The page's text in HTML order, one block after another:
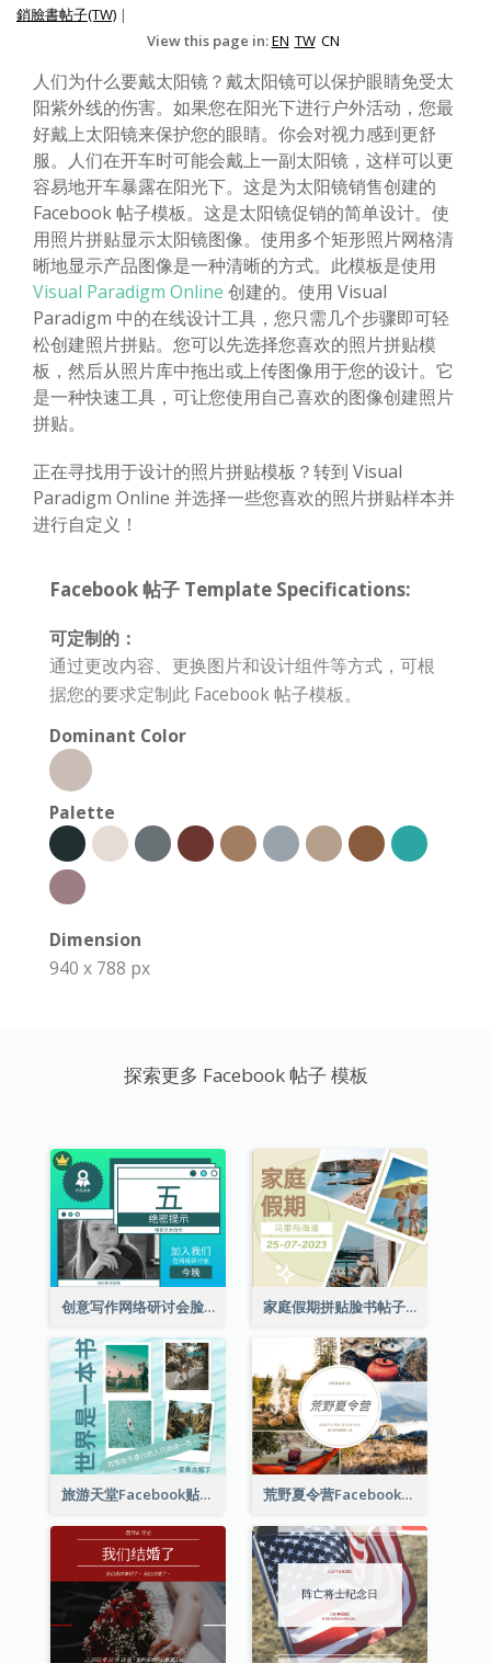
銷臉書帖子(TW) |
View this page in:EN TW CN
人们为什么要戴太阳镜？戴太阳镜可以保护眼睛免受太
阳紫外线的伤害。如果您在阳光下进行户外活动，您最
好戴上太阳镜来保护您的眼睛。你会对视力感到更舒
服。人们在开车时可能会戴上一副太阳镜，这样可以更
容易地开车暴露在阳光下。这是为太阳镜销售创建的
Facebook 帖子模板。这是太阳镜促销的简单设计。使
用照片拼贴显示太阳镜图像。使用多个矩形照片网格清
晰地显示产品图像是一种清晰的方式。此模板是使用
Visual Paradigm Online 创建的。使用 Visual
Paradigm 中的在线设计工具，您只需几个步骤即可轻
松创建照片拼贴。您可以先选择您喜欢的照片拼贴模
板，然后从照片库中拖出或上传图像用于您的设计。它
是一种快速工具，可让您使用自己喜欢的图像创建照片
拼贴。
正在寻找用于设计的照片拼贴模板？转到 Visual
Paradigm Online 并选择一些您喜欢的照片拼贴样本并
进行自定义！
Facebook 帖子 Template Specifications:
可定制的：
通过更改内容、更换图片和设计组件等方式，可根
据您的要求定制此 Facebook 帖子模板。
Dominant Color
Palette
Dimension
940 x 788 px
探索更多 Facebook 帖子 模板
创意写作网络研讨会脸书帖子 家庭假期拼贴脸书帖子
旅游天堂Facebook贴子 荒野夏令营Facebook帖子